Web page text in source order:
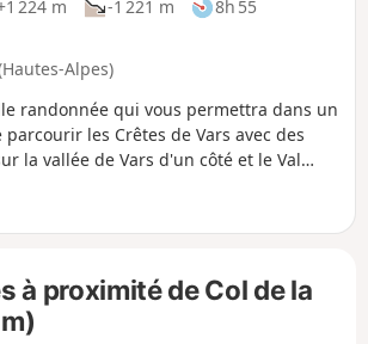
224 m -1 221 m
8h 55
Alpes)
randonnée qui vous permettra dans un
les Crêtes de Vars avec des
la vallée de Vars d'un côté et le Val
à la fin des crêtes. Dans un second
le Vallon de Laugier qui conduit au
vous offrira un très beau
à proximité de Col de la